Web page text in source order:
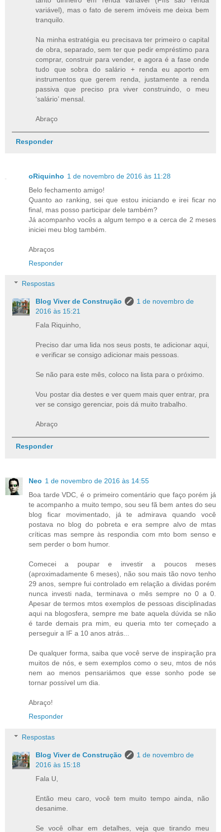
variável), mas o fato de serem imóveis me deixa bem
tranquilo.
Na minha estratégia eu precisava ter primeiro o capital
de obra, separado, sem ter que pedir empréstimo para
comprar, construir para vender, e agora é a fase onde
tudo que sobra do salário + renda eu aporto em
instrumentos que gerem renda, justamente a renda
passiva que preciso pra viver construindo, o meu
‘salário’ mensal.
Abraço
Responder
oRiquinho 1 de novembro de 2016 às 11:28
Belo fechamento amigo!
Quanto ao ranking, sei que estou iniciando e irei ficar no
final, mas posso participar dele também?
Já acompanho vocês a algum tempo e a cerca de 2 meses
iniciei meu blog também.
Abraços
Responder
Respostas
Blog Viver de Construção
1 de novembro de
2016 às 15:21
Fala Riquinho,
Preciso dar uma lida nos seus posts, te adicionar aqui,
e verificar se consigo adicionar mais pessoas.
Se não para este mês, coloco na lista para o próximo.
Vou postar dia destes e ver quem mais quer entrar, pra
ver se consigo gerenciar, pois dá muito trabalho.
Abraço
Responder
Neo 1 de novembro de 2016 às 14:55
Boa tarde VDC, é o primeiro comentário que faço porém já
te acompanho a muito tempo, sou seu fã bem antes do seu
blog ficar movimentado, já te admirava quando você
postava no blog do pobreta e era sempre alvo de mtas
críticas mas sempre às respondia com mto bom senso e
sem perder o bom humor.
Comecei a poupar e investir a poucos meses
(aproximadamente 6 meses), não sou mais tão novo tenho
29 anos, sempre fui controlado em relação a dividas porém
nunca investi nada, terminava o mês sempre no 0 a 0.
Apesar de termos mtos exemplos de pessoas disciplinadas
aqui na blogosfera, sempre me bate aquela dúvida se não
é tarde demais pra mim, eu queria mto ter começado a
perseguir a IF a 10 anos atrás...
De qualquer forma, saiba que você serve de inspiração pra
muitos de nós, e sem exemplos como o seu, mtos de nós
nem ao menos pensariámos que esse sonho pode se
tornar possível um dia.
Abraço!
Responder
Respostas
Blog Viver de Construção
1 de novembro de
2016 às 15:18
Fala U,
Então meu caro, você tem muito tempo ainda, não
desanime.
Se você olhar em detalhes, veja que tirando meu